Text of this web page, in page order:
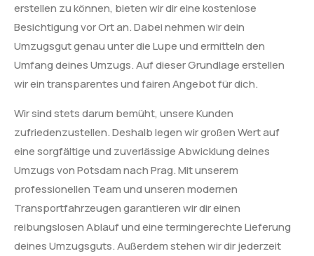
erstellen zu können, bieten wir dir eine kostenlose
Besichtigung vor Ort an. Dabei nehmen wir dein
Umzugsgut genau unter die Lupe und ermitteln den
Umfang deines Umzugs. Auf dieser Grundlage erstellen
wir ein transparentes und fairen Angebot für dich.
Wir sind stets darum bemüht, unsere Kunden
zufriedenzustellen. Deshalb legen wir großen Wert auf
eine sorgfältige und zuverlässige Abwicklung deines
Umzugs von Potsdam nach Prag. Mit unserem
professionellen Team und unseren modernen
Transportfahrzeugen garantieren wir dir einen
reibungslosen Ablauf und eine termingerechte Lieferung
deines Umzugsguts. Außerdem stehen wir dir jederzeit